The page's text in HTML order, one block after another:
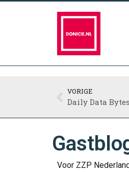
VORIGE
Daily Data
Voor ZZP